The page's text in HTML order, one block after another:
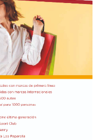
de la Fórmula 1
de un panel de cinco